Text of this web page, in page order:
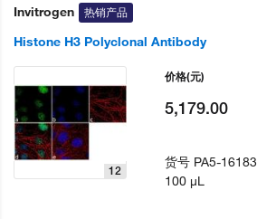
Invitrogen 热销产品
Histone H3 Polyclonal Antibody
12
价格(元)
5,179.00
货号 PA5-16183
100 µL